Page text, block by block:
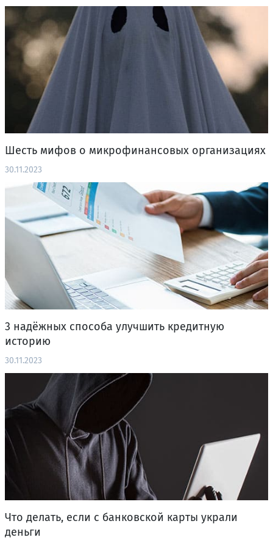
Шесть мифов о микрофинансовых организациях
30.11.2023
3 надёжных способа улучшить кредитную
историю
30.11.2023
Что делать, если с банковской карты украли
деньги